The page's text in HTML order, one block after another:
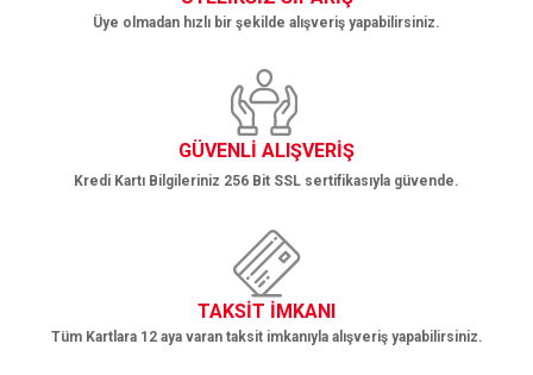
Gönder
Üye olmadan hızlı bir şekilde alışveriş yapabilirsiniz.
GÜVENLİ ALIŞVERİŞ
Kredi Kartı Bilgileriniz 256 Bit SSL sertifikasıyla güvende.
TAKSİT İMKANI
Tüm Kartlara 12 aya varan taksit imkanıyla alışveriş yapabilirsiniz.